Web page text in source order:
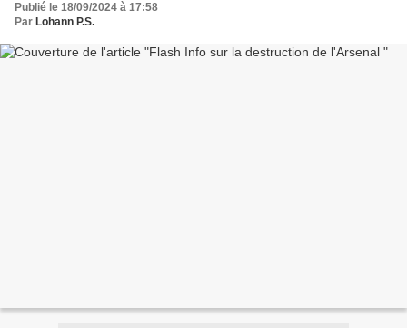
Publié le 18/09/2024 à 17:58
Par Lohann P.S.